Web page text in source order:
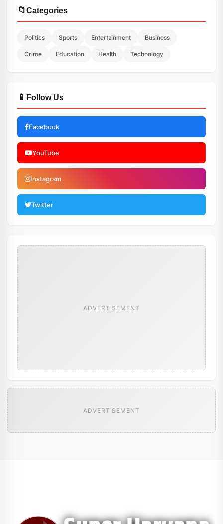
📁Categories
Politics Sports Entertainment Business
Crime Education Health Technology
📱 Follow Us
Facebook
YouTube
Instagram
Twitter
ADVERTISEMENT
ADVERTISEMENT